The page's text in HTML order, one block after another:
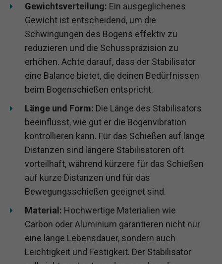
Gewichtsverteilung: Ein ausgeglichenes
Gewicht ist entscheidend, um die
Schwingungen des Bogens effektiv zu
reduzieren und die Schusspräzision zu
erhöhen. Achte darauf, dass der Stabilisator
eine Balance bietet, die deinen Bedürfnissen
beim Bogenschießen entspricht.
Länge und Form: Die Länge des Stabilisators
beeinflusst, wie gut er die Bogenvibration
kontrollieren kann. Für das Schießen auf lange
Distanzen sind längere Stabilisatoren oft
vorteilhaft, während kürzere für das Schießen
auf kurze Distanzen und für das
Bewegungsschießen geeignet sind.
Material: Hochwertige Materialien wie
Carbon oder Aluminium garantieren nicht nur
eine lange Lebensdauer, sondern auch
Leichtigkeit und Festigkeit. Der Stabilisator